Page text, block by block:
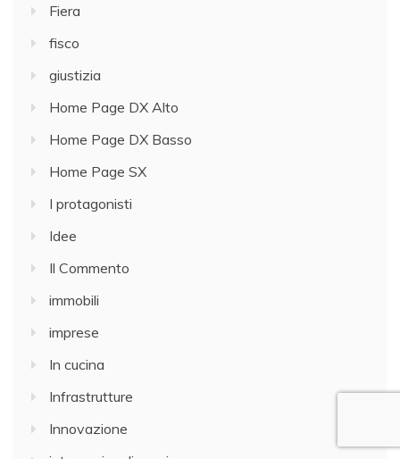
Fiera
fisco
giustizia
Home Page DX Alto
Home Page DX Basso
Home Page SX
I protagonisti
Idee
Il Commento
immobili
imprese
In cucina
Infrastrutture
Innovazione